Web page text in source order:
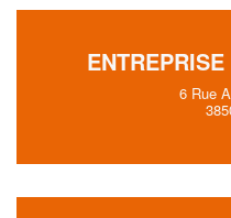
6 Rue